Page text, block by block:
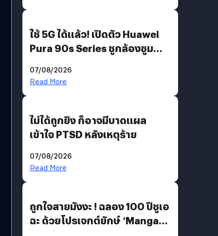
ใช้ 5G ได้แล้ว! เปิดตัว Huawei
Pura 90s Series ชูกล้องซูม
07/08/2026
Read More
ไม่ได้ถูกยิง ก็อาจมีบาดแผล
เข้าใจ PTSD หลังเหตุร้าย
07/08/2026
Read More
ถูกใจสายมังงะ ! ฉลอง 100 ปีชูเอ
ฉะ ด้วยโปรเจกต์ยักษ์ ‘Manga